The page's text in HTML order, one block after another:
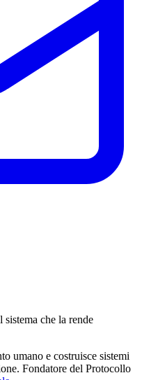
che la rende
umano e costruisce sistemi
Fondatore del Protocollo